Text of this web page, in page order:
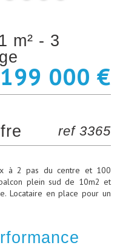
199 000 €
ref 3365
à 2 pas du centre et 100
plein sud de 10m2 et
Locataire en place pour un